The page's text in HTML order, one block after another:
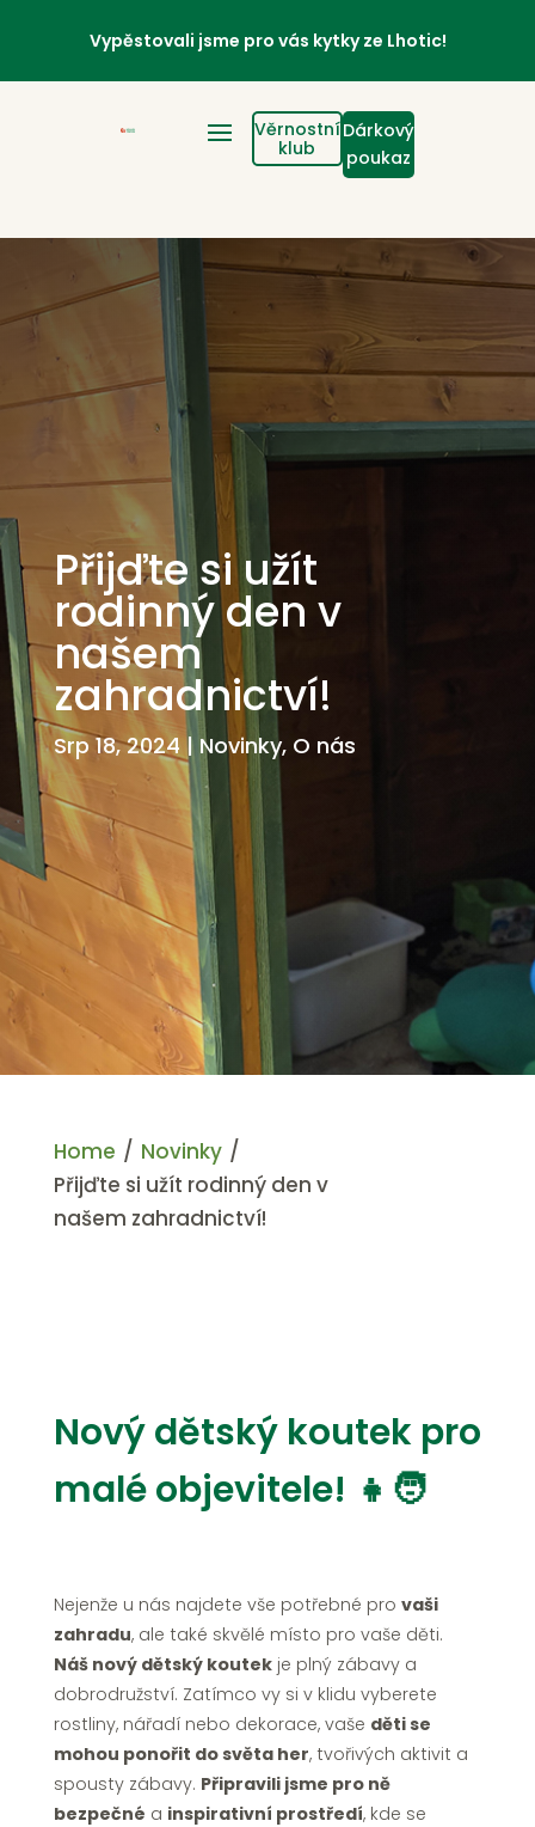
Vypěstovali jsme pro vás kytky ze Lhotic!
Věrnostní
klub
Dárkový
poukaz
Přijďte si užít
rodinný den v
našem
zahradnictví!
Srp 18, 2024| Novinky, O nás
Home / Novinky /
Přijďte si užít rodinný den v
našem zahradnictví!
Nový dětský koutek pro
malé objevitele! 👧🧑
Nejenže u nás najdete vše potřebné pro vaši
zahradu, ale také skvělé místo pro vaše děti.
Náš nový dětský koutekje plný zábavy a
dobrodružství. Zatímco vy si v klidu vyberete
rostliny, nářadí nebo dekorace, vaše děti se
mohou ponořit do světa her, tvořivých aktivit a
spousty zábavy. Připravili jsme pro ně
bezpečné a inspirativní prostředí, kde se